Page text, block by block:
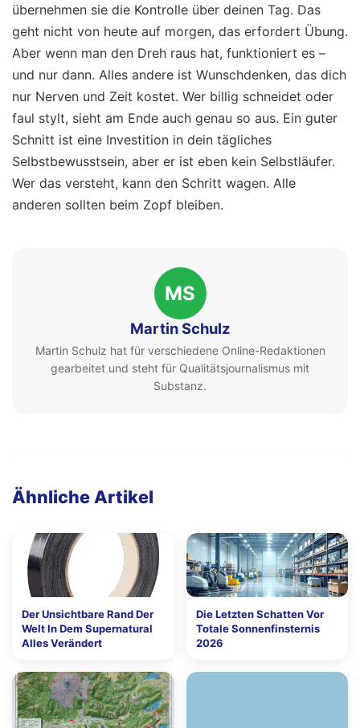
übernehmen sie die Kontrolle über deinen Tag. Das
geht nicht von heute auf morgen, das erfordert Übung.
Aber wenn man den Dreh raus hat, funktioniert es –
und nur dann. Alles andere ist Wunschdenken, das dich
nur Nerven und Zeit kostet. Wer billig schneidet oder
faul stylt, sieht am Ende auch genau so aus. Ein guter
Schnitt ist eine Investition in dein tägliches
Selbstbewusstsein, aber er ist eben kein Selbstläufer.
Wer das versteht, kann den Schritt wagen. Alle
anderen sollten beim Zopf bleiben.
MS
Martin Schulz
Martin Schulz hat für verschiedene Online-Redaktionen
gearbeitet und steht für Qualitätsjournalismus mit
Substanz.
Ähnliche Artikel
Der Unsichtbare Rand Der
Welt In Dem Supernatural
Alles Verändert
Die Letzten Schatten Vor
Totale Sonnenfinsternis
2026